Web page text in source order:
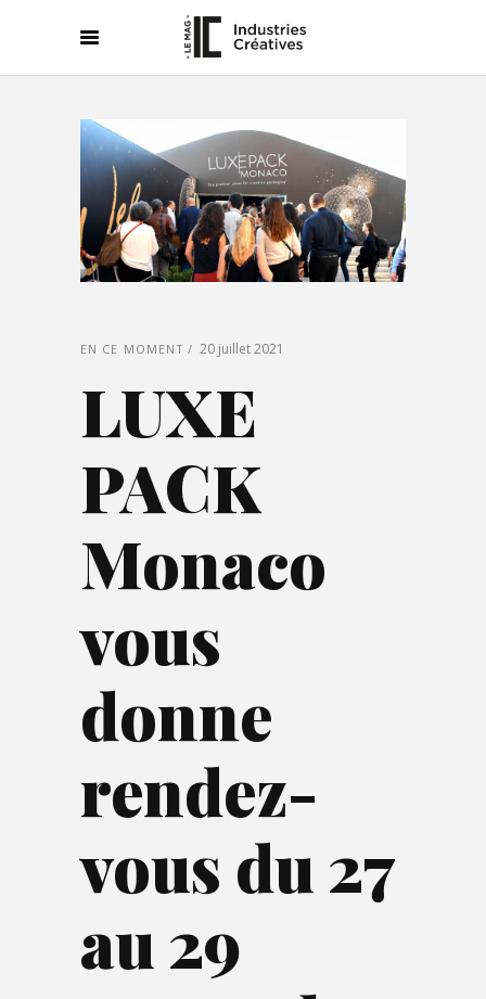
EN CE MOMENT 20 juillet 2021
LUXE
PACK
Monaco
vous
donne
rendez-
vous du 27
au 29